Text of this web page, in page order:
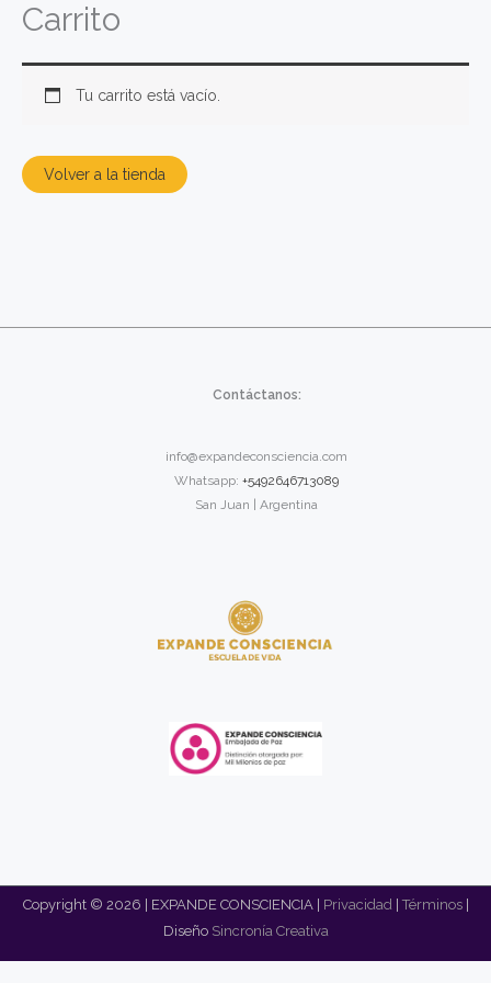
contenido
Carrito
Tu carrito está vacío.
Volver a la tienda
Contáctanos:
info@expandeconsciencia.com
Whatsapp: +5492646713089
San Juan | Argentina
Copyright © 2026 | EXPANDE CONSCIENCIA | Privacidad |Términos|
Diseño Sincronía Creativa